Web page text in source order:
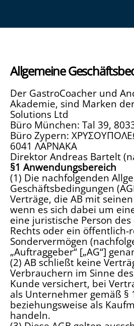
Allgemeine
Der GastroCoacher und
Akademie, sind Marken
Solutions Ltd
Büro München: Tal 39,
Büro Zypern:
6041 ΛΑΡΝΑΚΑ
Direktor Andreas Bartelt
§1 Anwendungsbereich
(1) Die nachfolgenden
Geschäftsbedingungen
Verträge, die AB mit
wenn es sich dabei um
eine juristische Person
Rechts oder ein öffentlich-
Sondervermögen
„Auftraggeber“ [„AG“]
(2) AB schließt keine
Verbrauchern im Sinne
Kunde versichert, bei
als Unternehmer gemäß §
beziehungsweise als
handeln.